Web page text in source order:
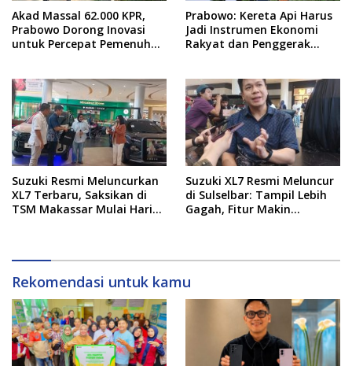
Akad Massal 62.000 KPR,
Prabowo Dorong Inovasi
untuk Percepat Pemenuhan
Prabowo: Kereta Api Harus
Jadi Instrumen Ekonomi
Rakyat dan Penggerak
Suzuki Resmi Meluncurkan
XL7 Terbaru, Saksikan di
TSM Makassar Mulai Hari
Suzuki XL7 Resmi Meluncur
di Sulselbar: Tampil Lebih
Gagah, Fitur Makin
Rekomendasi untuk kamu